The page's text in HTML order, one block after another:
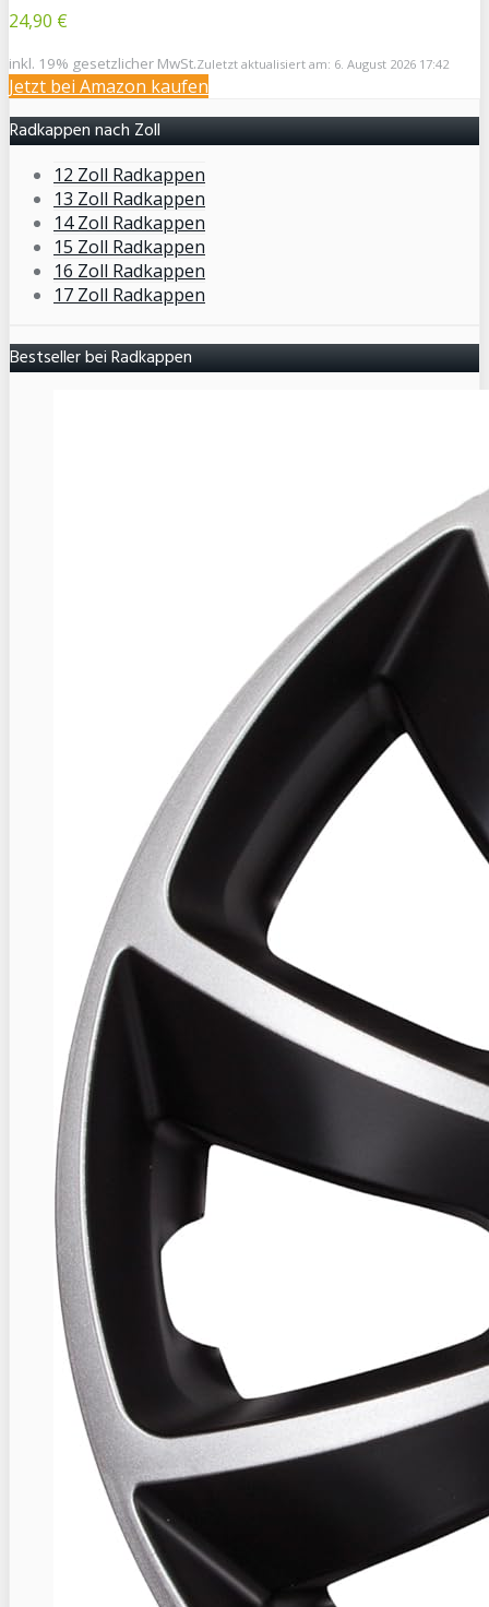
24,90 €
inkl. 19% gesetzlicher MwSt.Zuletzt aktualisiert am: 6. August 2026 17:42
Jetzt bei Amazon kaufen
Radkappen nach Zoll
12 Zoll Radkappen
13 Zoll Radkappen
14 Zoll Radkappen
15 Zoll Radkappen
16 Zoll Radkappen
17 Zoll Radkappen
Bestseller bei Radkappen